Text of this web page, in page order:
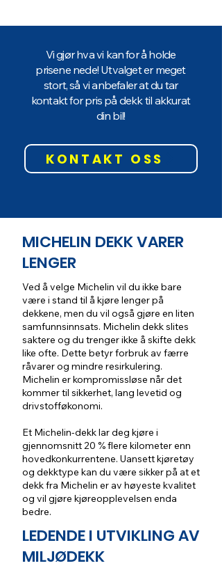
Vi gjør hva vi kan for å holde
prisene nede! Utvalget er meget
stort, så vi anbefaler at du tar
kontakt for pris på dekk til akkurat
din bil!
KONTAKT OSS
MICHELIN DEKK VARER
LENGER
Ved å velge Michelin vil du ikke bare
være i stand til å kjøre lenger på
dekkene, men du vil også gjøre en liten
samfunnsinnsats. Michelin dekk slites
saktere og du trenger ikke å skifte dekk
like ofte. Dette betyr forbruk av færre
råvarer og mindre resirkulering.
Michelin er kompromissløse når det
kommer til sikkerhet, lang levetid og
drivstofføkonomi.
Et Michelin-dekk lar deg kjøre i
gjennomsnitt 20 % flere kilometer enn
hovedkonkurrentene. Uansett kjøretøy
og dekktype kan du være sikker på at et
dekk fra Michelin er av høyeste kvalitet
og vil gjøre kjøreopplevelsen enda
bedre.
LEDENDE I UTVIKLING AV
MILJØDEKK